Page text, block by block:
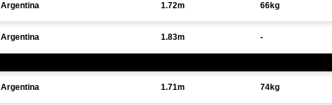
Argentina 1.72m 66kg
Argentina 1.83m -
Argentina 1.71m 74kg